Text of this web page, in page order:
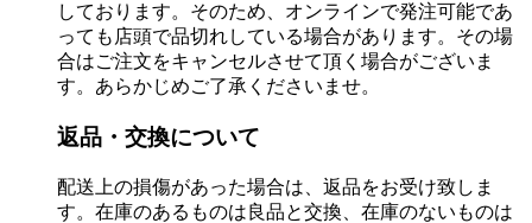
しております。そのため、オンラインで発注可能であ
っても店頭で品切れしている場合があります。その場
合はご注文をキャンセルさせて頂く場合がございま
す。あらかじめご了承くださいませ。
返品・交換について
配送上の損傷があった場合は、返品をお受け致しま
す。在庫のあるものは良品と交換、在庫のないものは